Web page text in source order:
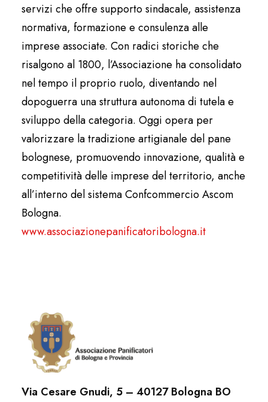
servizi che offre supporto sindacale, assistenza
normativa, formazione e consulenza alle
imprese associate. Con radici storiche che
risalgono al 1800, l’Associazione ha consolidato
nel tempo il proprio ruolo, diventando nel
dopoguerra una struttura autonoma di tutela e
sviluppo della categoria. Oggi opera per
valorizzare la tradizione artigianale del pane
bolognese, promuovendo innovazione, qualità e
competitività delle imprese del territorio, anche
all’interno del sistema Confcommercio Ascom
Bologna.
www.associazionepanificatoribologna.it
Via Cesare Gnudi, 5 – 40127 Bologna BO